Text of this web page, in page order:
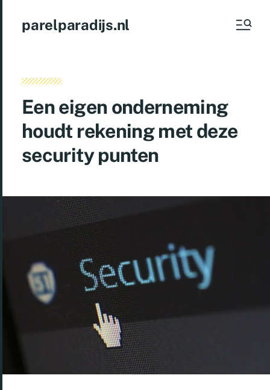
parelparadijs.nl
Een eigen onderneming
houdt rekening met deze
security punten